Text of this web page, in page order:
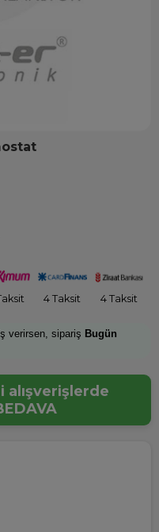
4 Taksit 4 Taksit
verirsen, sipariş Bugün
alışverişlerde